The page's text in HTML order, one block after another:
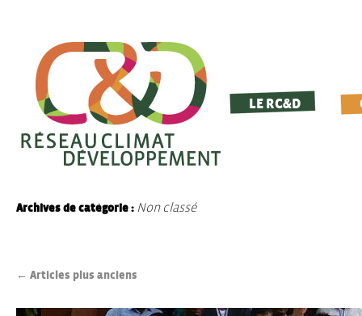
LE RC&D
Archives de catégorie : Non classé
← Articles plus anciens